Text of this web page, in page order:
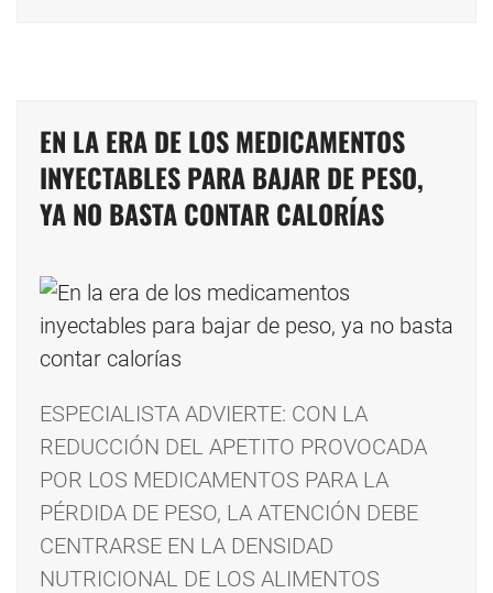
EN LA ERA DE LOS MEDICAMENTOS
INYECTABLES PARA BAJAR DE PESO,
YA NO BASTA CONTAR CALORÍAS
ESPECIALISTA ADVIERTE: CON LA
REDUCCIÓN DEL APETITO PROVOCADA
POR LOS MEDICAMENTOS PARA LA
PÉRDIDA DE PESO, LA ATENCIÓN DEBE
CENTRARSE EN LA DENSIDAD
NUTRICIONAL DE LOS ALIMENTOS